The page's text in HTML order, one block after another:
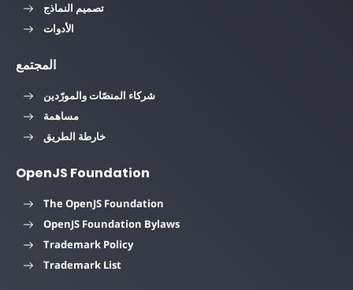
تصميم النماذج
الأدوات
المجتمع
شركاء المنصّات والمورّدين
مساهمة
خارطة الطريق
OpenJS Foundation
The OpenJS Foundation
OpenJS Foundation Bylaws
Trademark Policy
Trademark List